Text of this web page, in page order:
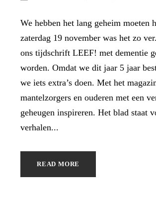
We hebben het lang geheim moeten
zaterdag 19 november was het zo
ons tijdschrift LEEF! met dementie
worden. Omdat we dit jaar 5 jaar
we iets extra’s doen. Met het
mantelzorgers en ouderen met een
geheugen inspireren. Het blad staat
verhalen...
READ MORE